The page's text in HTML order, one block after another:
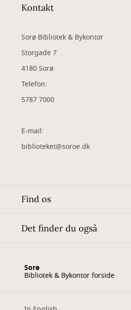
Kontakt
Sorø Bibliotek & Bykontor
Storgade 7
4180 Sorø
Telefon:
5787 7000
E-mail:
biblioteket@soroe.dk
Find os
Det finder du også
Sorø
Bibliotek & Bykontor forside